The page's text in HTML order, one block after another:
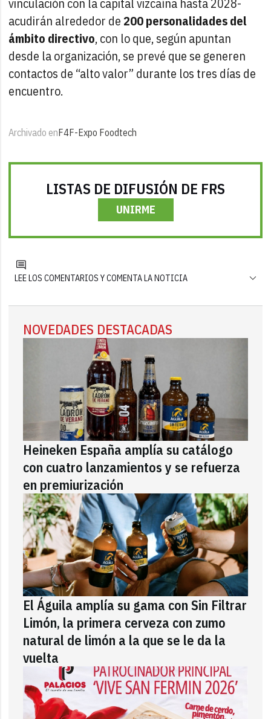
acudirán alrededor de200 personalidades del
ámbito directivo, con lo que, según apuntan
desde la organización, se prevé que se generen
contactos de “alto valor” durante los tres días de
encuentro.
Archivado enF4F-Expo Foodtech
LISTAS DE DIFUSIÓN DE FRS
UNIRME
LEE LOS COMENTARIOS Y COMENTA LA NOTICIA
NOVEDADES DESTACADAS
Heineken España amplía su catálogo
con cuatro lanzamientos y se refuerza
en premiurización
El Águila amplía su gama con Sin Filtrar
Limón, la primera cerveza con zumo
natural de limón a la que se le da la
vuelta